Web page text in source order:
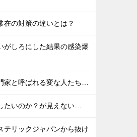
在の対策の違いとは？
がしろにした結果の感染爆
家と呼ばれる変な人たち…
たいのか？が見えない…
テリックジャパンから抜け